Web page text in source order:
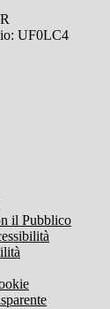
UF0LC4
il Pubblico